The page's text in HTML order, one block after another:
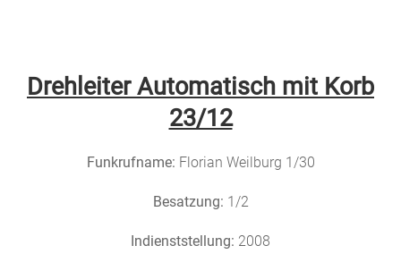
Feuerwehr
Weilburg
Drehleiter Automatisch mit Korb
23/12
Funkrufname: Florian Weilburg 1/30
Besatzung: 1/2
Indienststellung: 2008